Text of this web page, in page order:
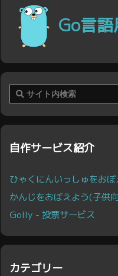
Go言
自作サービス紹介
ひゃくにんいっしゅをお
かんじをおぼえよう(子供
Golly - 投票サービス
カテゴリー